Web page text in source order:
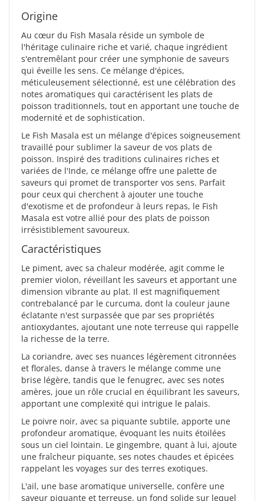
Origine
Au cœur du Fish Masala réside un symbole de
l'héritage culinaire riche et varié, chaque ingrédient
s'entremêlant pour créer une symphonie de saveurs
qui éveille les sens. Ce mélange d'épices,
méticuleusement sélectionné, est une célébration des
notes aromatiques qui caractérisent les plats de
poisson traditionnels, tout en apportant une touche de
modernité et de sophistication.
Le Fish Masala est un mélange d'épices soigneusement
travaillé pour sublimer la saveur de vos plats de
poisson. Inspiré des traditions culinaires riches et
variées de l'Inde, ce mélange offre une palette de
saveurs qui promet de transporter vos sens. Parfait
pour ceux qui cherchent à ajouter une touche
d'exotisme et de profondeur à leurs repas, le Fish
Masala est votre allié pour des plats de poisson
irrésistiblement savoureux.
Caractéristiques
Le piment, avec sa chaleur modérée, agit comme le
premier violon, réveillant les saveurs et apportant une
dimension vibrante au plat. Il est magnifiquement
contrebalancé par le curcuma, dont la couleur jaune
éclatante n'est surpassée que par ses propriétés
antioxydantes, ajoutant une note terreuse qui rappelle
la richesse de la terre.
La coriandre, avec ses nuances légèrement citronnées
et florales, danse à travers le mélange comme une
brise légère, tandis que le fenugrec, avec ses notes
amères, joue un rôle crucial en équilibrant les saveurs,
apportant une complexité qui intrigue le palais.
Le poivre noir, avec sa piquante subtile, apporte une
profondeur aromatique, évoquant les nuits étoilées
sous un ciel lointain. Le gingembre, quant à lui, ajoute
une fraîcheur piquante, ses notes chaudes et épicées
rappelant les voyages sur des terres exotiques.
L'ail, une base aromatique universelle, confère une
saveur piquante et terreuse, un fond solide sur lequel